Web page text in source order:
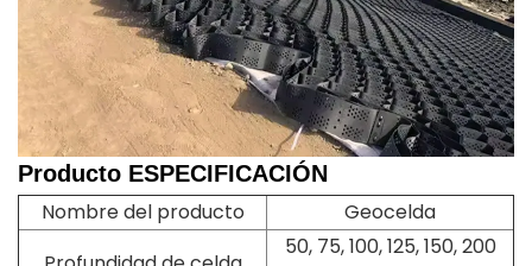
Producto ESPECIFICACIÓN
Nombre del producto
Geocelda
50, 75, 100, 125, 150, 200